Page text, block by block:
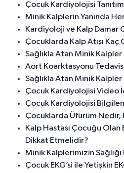
Çocuk Kardiyolojisi
Minik Kalplerin Yanında
Kardiyoloji ve Kalp Damar
Çocuklarda Kalp Atışı Kaç
Sağlıkla Atan Minik Kalpler
Aort Koarktasyonu
Sağlıkla Atan Minik Kalpler
Çocuk Kardiyolojisi Video
Çocuk Kardiyolojisi
Çocuklarda Üfürüm
Kalp Hastası Çocuğu
Dikkat Etmelidir?
Minik Kalplerimizin Sağlığı
Çocuk EKG’si ile Yetişkin